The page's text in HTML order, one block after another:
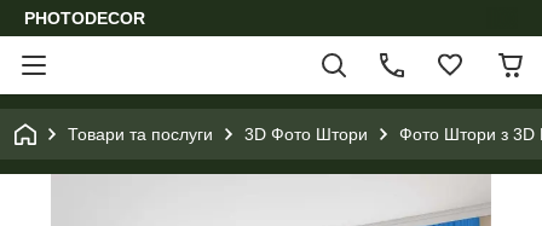
PHOTODECOR
Товари та послуги 3D Фото Штори Фото Штори з 3D